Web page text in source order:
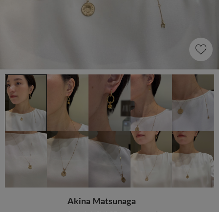
Akina Matsunaga